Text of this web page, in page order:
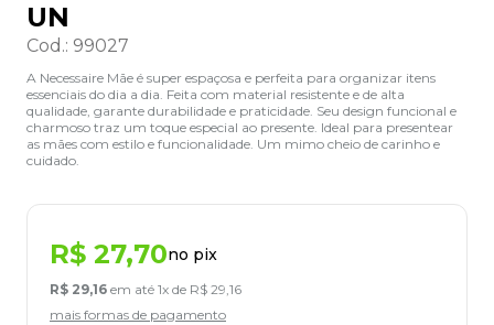
UN
Cod.: 99027
A Necessaire Mãe é super espaçosa e perfeita para organizar itens
essenciais do dia a dia. Feita com material resistente e de alta
qualidade, garante durabilidade e praticidade. Seu design funcional e
charmoso traz um toque especial ao presente. Ideal para presentear
as mães com estilo e funcionalidade. Um mimo cheio de carinho e
cuidado.
R$ 27,70no pix
R$ 29,16 em até 1x de R$ 29,16
mais formas de pagamento